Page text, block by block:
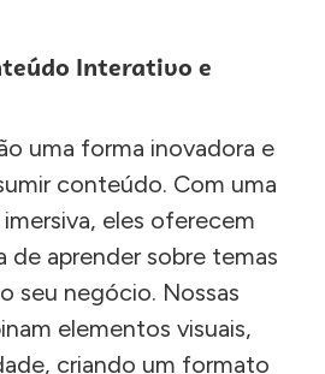
Interativo e
uma forma inovadora e
conteúdo. Com uma
eles oferecem
de aprender sobre temas
seu negócio. Nossas
elementos visuais,
criando um formato